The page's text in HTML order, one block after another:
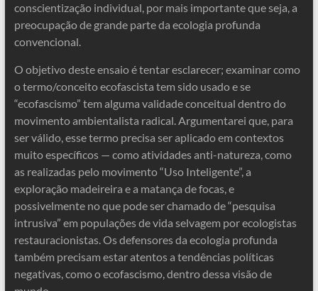
conscientização individual, por mais importante que seja, a
preocupação de grande parte da ecologia profunda
convencional.
O objetivo deste ensaio é tentar esclarecer; examinar como
o termo/conceito ecofascista tem sido usado e se
“ecofascismo” tem alguma validade conceitual dentro do
movimento ambientalista radical. Argumentarei que, para
ser válido, esse termo precisa ser aplicado em contextos
muito específicos — como atividades anti-natureza, como
as realizadas pelo movimento “Uso Inteligente”, a
exploração madeireira e a matança de focas, e
possivelmente no que pode ser chamado de “pesquisa
intrusiva” em populações de vida selvagem por ecologistas
restauracionistas. Os defensores da ecologia profunda
também precisam estar atentos a tendências políticas
negativas, como o ecofascismo, dentro dessa visão de